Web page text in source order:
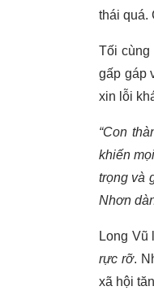
thái quá.
Tối cùng
gấp gáp
xin lỗi
“Con
khiến
trọng và
Nhơn
Long Vũ
rực rỡ.
xã hội